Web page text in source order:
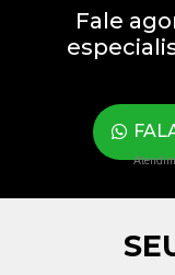
Fale